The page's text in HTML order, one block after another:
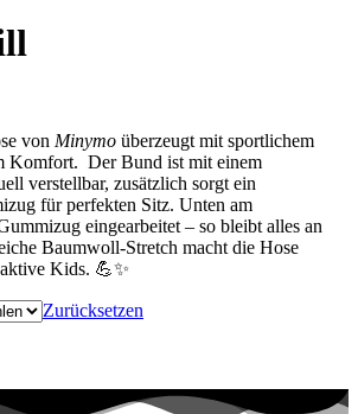
von Minymo überzeugt mit sportlichem
Komfort. Der Bund ist mit einem
verstellbar, zusätzlich sorgt ein
für perfekten Sitz. Unten am
eingearbeitet – so bleibt alles an
Baumwoll-Stretch macht die Hose
Kids. 💪✨
Zurücksetzen